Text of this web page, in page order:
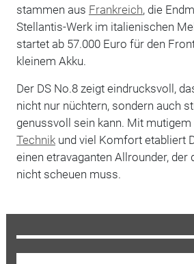
stammen aus Frankreich, die
Stellantis-Werk im italienischen
startet ab 57.000 Euro für den
kleinem Akku.
Der DS No.8 zeigt eindrucksvoll,
nicht nur nüchtern, sondern auch
genussvoll sein kann. Mit mutigem
Technikund viel Komfort etabliert
einen etravaganten Allrounder, der
nicht scheuen muss.